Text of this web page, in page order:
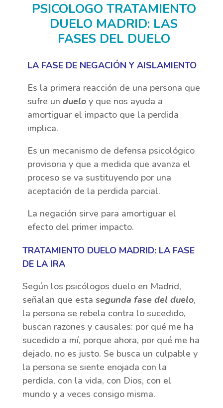
PSICOLOGO TRATAMIENTO
DUELO MADRID: LAS
FASES DEL DUELO
LA FASE DE NEGACIÓN Y AISLAMIENTO
Es la primera reacción de una persona que
sufre un dueloy que nos ayuda a
amortiguar el impacto que la perdida
implica.
Es un mecanismo de defensa psicológico
provisoria y que a medida que avanza el
proceso se va sustituyendo por una
aceptación de la perdida parcial.
La negación sirve para amortiguar el
efecto del primer impacto.
TRATAMIENTO DUELO MADRID: LA FASE
DE LA IRA
Según los psicólogos duelo en Madrid,
señalan que esta segunda fase del duelo,
la persona se rebela contra lo sucedido,
buscan razones y causales: por qué me ha
sucedido a mí, porque ahora, por qué me ha
dejado, no es justo. Se busca un culpable y
la persona se siente enojada con la
perdida, con la vida, con Dios, con el
mundo y a veces consigo misma.